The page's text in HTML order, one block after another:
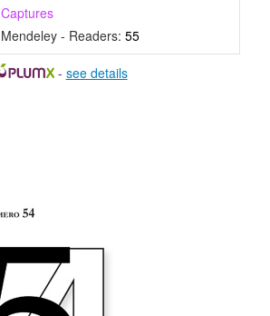
Captures
Mendeley - Readers: 55
- see details